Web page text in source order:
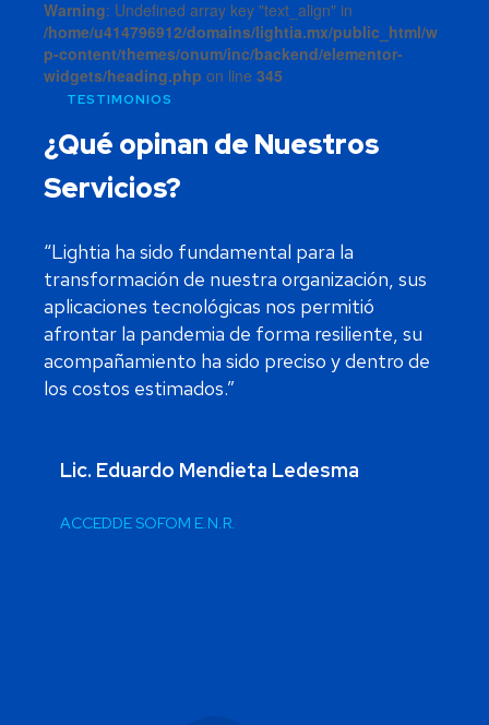
Warning: Undefined array key "text_align" in
/home/u414796912/domains/lightia.mx/public_html/w
p-content/themes/onum/inc/backend/elementor-
widgets/heading.php on line 345
TESTIMONIOS
¿Qué opinan de Nuestros
Servicios?
“Lightia ha sido fundamental para la
transformación de nuestra organización, sus
aplicaciones tecnológicas nos permitió
afrontar la pandemia de forma resiliente, su
acompañamiento ha sido preciso y dentro de
los costos estimados.”
Lic. Eduardo Mendieta Ledesma
ACCEDDE SOFOM E.N.R.